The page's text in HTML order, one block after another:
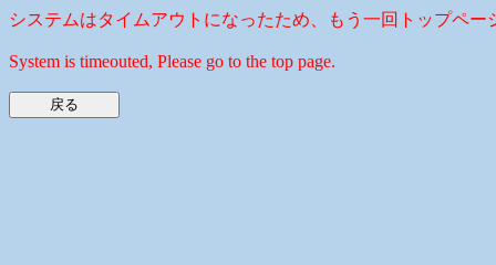
システムはタイムアウトになったため、もう一回トップペー
System is timeouted, Please go to the top page.